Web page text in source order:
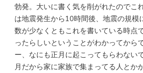
勃発。大いに書く気を削がれたのでこ
は地震発生から10時間後、地震の規模
数が少なくともこれを書いている時点
ったらしいということがわかってから
ー、なにも正月に起こってもらわない
月だから家に家族で集まってる人とか